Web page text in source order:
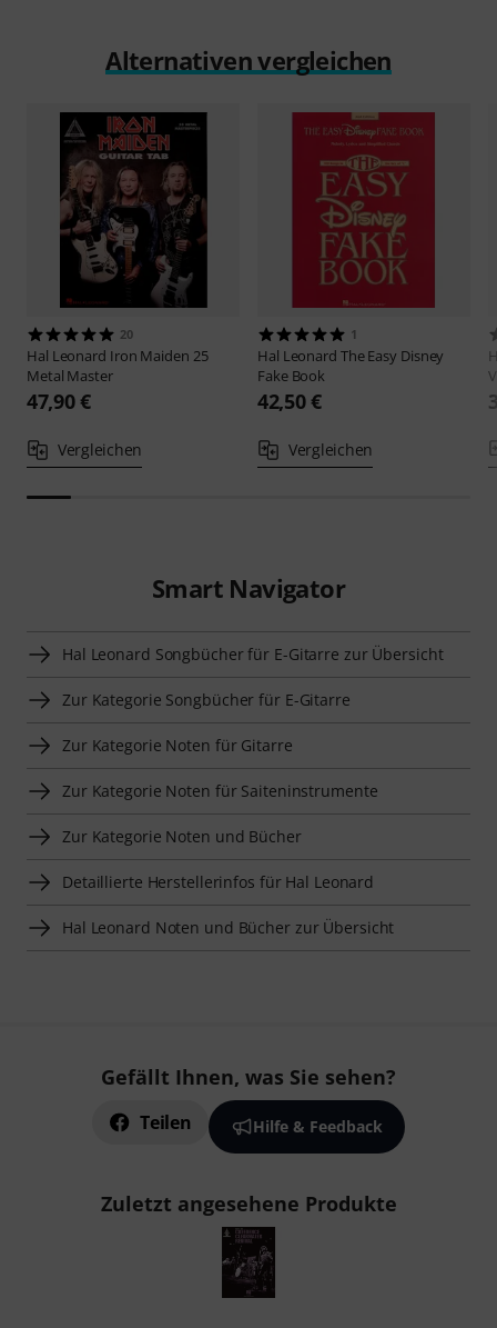
Alternativen vergleichen
20
Hal Leonard Iron Maiden 25
Metal Master
47,90 €
Vergleichen
1
Hal Leonard The Easy Disney
Fake Book
42,50 €
Vergleichen
Smart Navigator
Hal Leonard Songbücher für E-Gitarre zur Übersicht
Zur Kategorie Songbücher für E-Gitarre
Zur Kategorie Noten für Gitarre
Zur Kategorie Noten für Saiteninstrumente
Zur Kategorie Noten und Bücher
Detaillierte Herstellerinfos für Hal Leonard
Hal Leonard Noten und Bücher zur Übersicht
Gefällt Ihnen, was Sie sehen?
Teilen Hilfe & Feedback
Zuletzt angesehene Produkte